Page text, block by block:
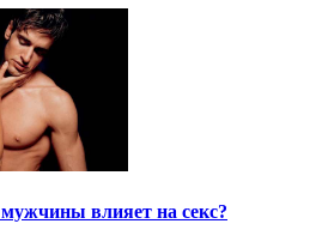
влияет на секс?